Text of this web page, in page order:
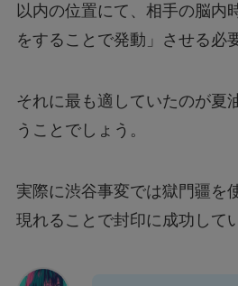
以内の位置にて、相手の脳内
をすることで発動」させる必
それに最も適していたのが夏
うことでしょう。
実際に渋谷事変では獄門疆を
現れることで封印に成功して